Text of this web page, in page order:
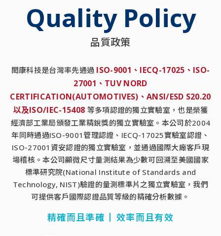
Quality Policy
品質政策
閎康科技是台灣率先通過 ISO-9001、IECQ-17025、ISO-
27001、TUV NORD
CERTIFICATION(AUTOMOTIVES)、ANSI/ESD S20.20
以及ISO/IEC-15408 等多項認證的獨立實驗室，也是榮獲
經濟部工業局頒發工業精銳獎的獨立實驗室。本公司於2004
年同時通過ISO-9001管理認證、IECQ-17025實驗室認證、
ISO-27001資安認證的獨立實驗室，並通過國際大廠客戶現
場稽核。本公司顯微尺寸量測結果為少數可回溯至美國國家
標準研究院(National Institute of Standards and
Technology, NIST)驗證的量測標準片之獨立實驗室，我們
可提供客戶國際認證品質等級的精確分析數據。
精確而且準確 效率而且有效